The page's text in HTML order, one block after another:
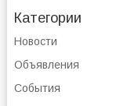
Категории
Новости
Объявления
События